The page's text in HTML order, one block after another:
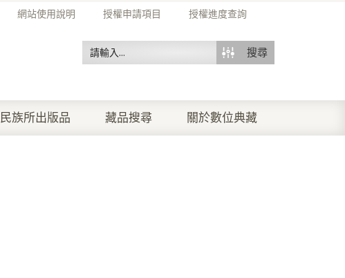
網站使用說明 授權申請項目 授權進度查詢
搜尋
民族所出版品 藏品搜尋 關於數位典藏